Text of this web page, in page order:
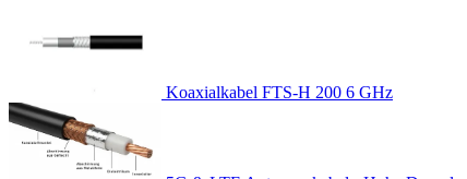
Koaxialkabel FTS-H 200 6 GHz